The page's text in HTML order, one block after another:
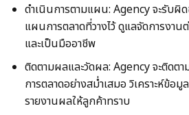
ดำเนินการตามแผน: Agency จะรับผิ
แผนการตลาดที่วางไว้ ดูแลจัดการงา
และเป็นมืออาชีพ
ติดตามผลและวัดผล: Agency จะติด
การตลาดอย่างสม่ำเสมอ วิเคราะห์ข้อ
รายงานผลให้ลูกค้าทราบ